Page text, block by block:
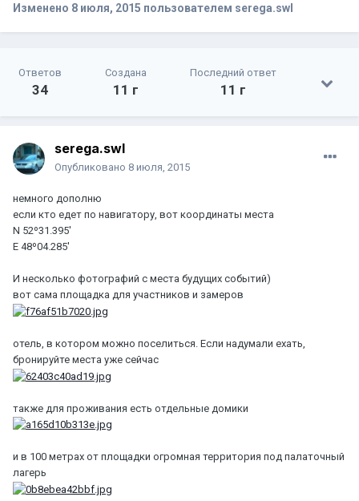
Изменено 8 июля, 2015 пользователем serega.swl
Ответов
34
Создана
11 г
Последний ответ
11 г
serega.swl
Опубликовано 8 июля, 2015
немного дополню
если кто едет по навигатору, вот координаты места
N 52º31.395'
E 48º04.285'
И несколько фотографий с места будущих событий)
вот сама площадка для участников и замеров
отель, в котором можно поселиться. Если надумали ехать,
бронируйте места уже сейчас
также для проживания есть отдельные домики
и в 100 метрах от площадки огромная территория под палаточный
лагерь